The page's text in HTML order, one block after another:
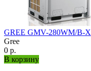
GREE GMV-280WM/B-X
Gree
0 р.
В корзину